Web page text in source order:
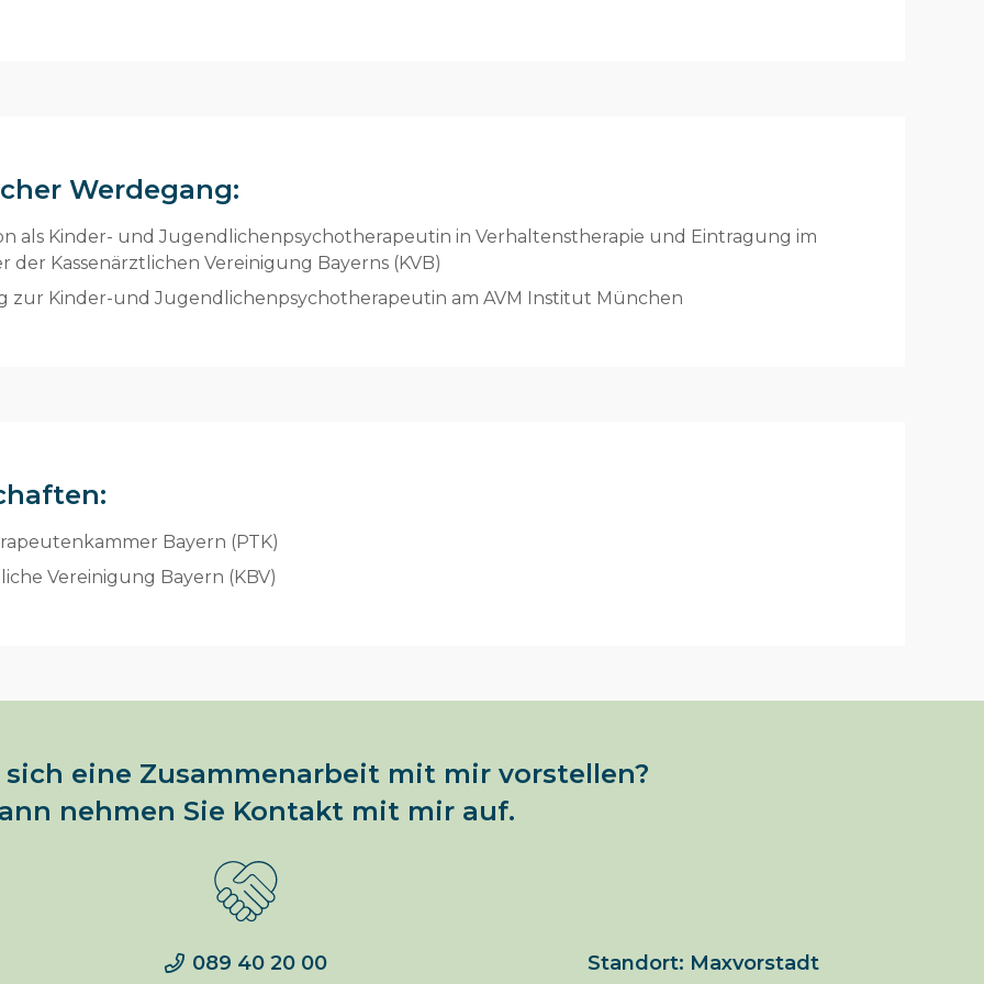
Werdegang:
als Kinder- und Jugendlichenpsychotherapeutin in Verhaltenstherapie und Eintragung im
der Kassenärztlichen Vereinigung Bayerns (KVB)
zur Kinder-und Jugendlichenpsychotherapeutin am AVM Institut München
Bayern (PTK)
Vereinigung Bayern (KBV)
sich eine Zusammenarbeit mit mir vorstellen?
nehmen Sie Kontakt mit mir auf.
089 40 20 00 Standort: Maxvorstadt